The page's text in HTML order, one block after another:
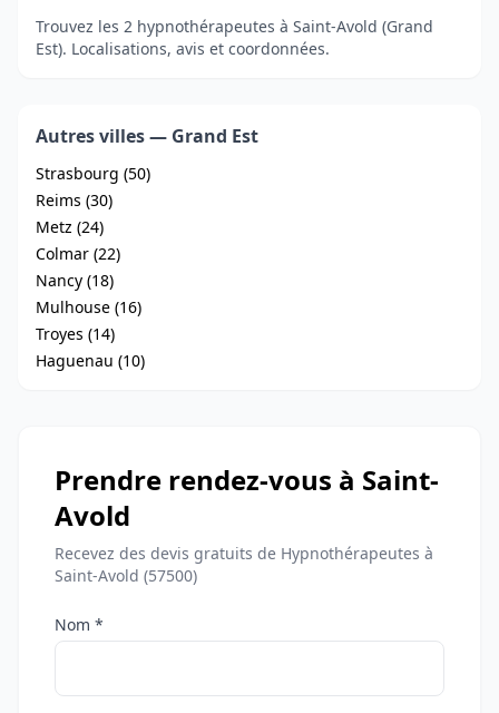
Trouvez les 2 hypnothérapeutes à Saint-Avold (Grand
Est). Localisations, avis et coordonnées.
Autres villes — Grand Est
Strasbourg (50)
Reims (30)
Metz (24)
Colmar (22)
Nancy (18)
Mulhouse (16)
Troyes (14)
Haguenau (10)
Prendre rendez-vous à Saint-
Avold
Recevez des devis gratuits de Hypnothérapeutes à
Saint-Avold (57500)
Nom *